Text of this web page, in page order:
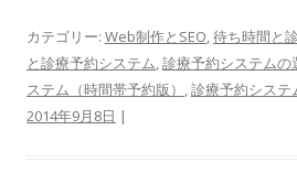
カテゴリー: Web制作とSEO,待ち時間と
と診療予約システム,診療予約システムの
ステム（時間帯予約版） ,診療予約システ
2014年9月8日 |